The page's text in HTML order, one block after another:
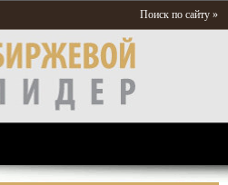
Поиск по сайту »